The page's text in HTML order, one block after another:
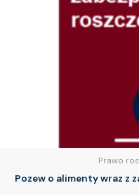
Prawo
Pozew o alimenty wraz z